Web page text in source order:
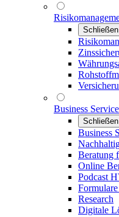
Schließen
Business
Schließen
Business
Beratung
Online
Podcast
Research
Digitale